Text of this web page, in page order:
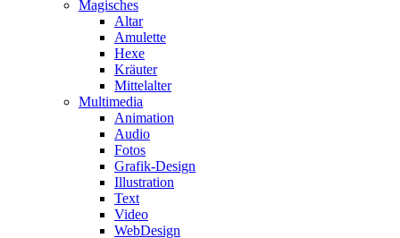
Magisches
Altar
Amulette
Hexe
Kräuter
Mittelalter
Multimedia
Animation
Audio
Fotos
Grafik-Design
Illustration
Text
Video
WebDesign